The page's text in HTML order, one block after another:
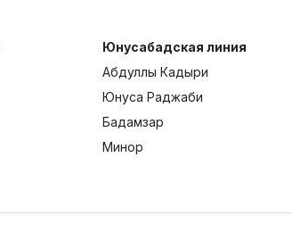
Юнусабадская линия
Абдуллы Кадыри
Юнуса Раджаби
Бадамзар
Минор